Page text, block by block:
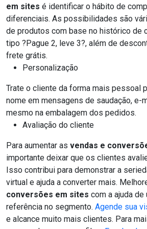
em sites é identificar o hábito de
diferenciais. As possibilidades são
de produtos com base no histórico de
tipo ?Pague 2, leve 3?, além de
frete grátis.
Personalização
Trate o cliente da forma mais pessoal
nome em mensagens de saudação, e-
mesmo na embalagem dos pedidos.
Avaliação do cliente
Para aumentar as vendas e
importante deixar que os clientes
Isso contribui para demonstrar a
virtual e ajuda a converter mais.
conversões em sites com a ajuda de
referência no segmento. Agende sua
e alcance muito mais clientes. Para